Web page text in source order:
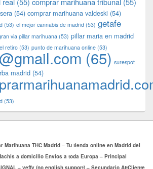
(54) comprar marihuana valdeski (54)
(53) el mejor cannabis de madrid (53) getafe
via pillar marihuana (53) pillar maria en madrid
retiro (53) punto de marihuana online (53)
(65) surespot
madrid (54)
(53)
Marihuana THC Madrid – Tu tienda online en Madrid del
a domicilio Envios a toda Europa – Principal